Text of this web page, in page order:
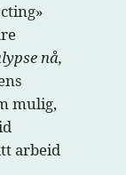
nå,
mulig,
arbeid